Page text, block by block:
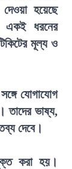
হয়েছে
একই ধরনের
মূল্য ও
যোগাযোগ
তাদের ভাষ্য,
দেবে।
করা হয়।